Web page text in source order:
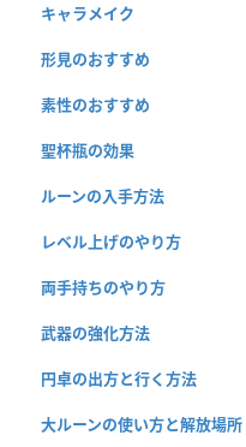
キャラメイク
形見のおすすめ
素性のおすすめ
聖杯瓶の効果
ルーンの入手方法
レベル上げのやり方
両手持ちのやり方
武器の強化方法
円卓の出方と行く方法
大ルーンの使い方と解放場所